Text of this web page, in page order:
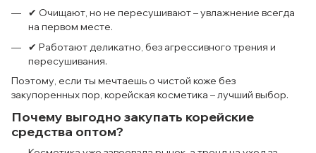
✔ Очищают, но не пересушивают – увлажнение всегда
на первом месте.
✔ Работают деликатно, без агрессивного трения и
пересушивания.
Поэтому, если ты мечтаешь о чистой коже без
закупоренных пор, корейская косметика – лучший выбор.
Почему выгодно закупать корейские
средства оптом?